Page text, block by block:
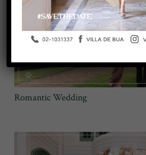
Romantic Wedding